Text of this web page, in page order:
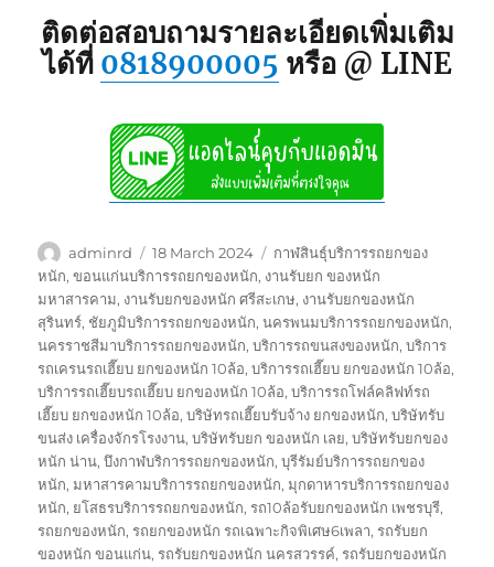
ติดต่อสอบถามรายละเอียดเพิ่มเติม
ได้ที่ 0818900005 หรือ @ LINE
Author
adminrd
Posted
on
18 March 2024 Tags
กาฬสินธุ์บริการรถยกของ
หนัก,ขอนแก่นบริการรถยกของหนัก, งานรับยก ของหนัก
มหาสารคาม, งานรับยกของหนัก ศรีสะเกษ, งานรับยกของหนัก
สุรินทร์, ชัยภูมิบริการรถยกของหนัก,นครพนมบริการรถยกของหนัก,
นครราชสีมาบริการรถยกของหนัก,บริการรถขนสงของหนัก,บริการ
รถเครนรถเฮี๊ยบ ยกของหนัก 10ล้อ,บริการรถเฮี๊ยบ ยกของหนัก 10ล้อ,
บริการรถเฮี๊ยบรถเฮี๊ยบ ยกของหนัก 10ล้อ,บริการรถโฟล์คลิฟท์รถ
เฮี๊ยบ ยกของหนัก 10ล้อ,บริษัทรถเฮี๊ยบรับจ้าง ยกของหนัก,บริษัทรับ
ขนส่ง เครื่องจักรโรงงาน,บริษัทรับยก ของหนัก เลย,บริษัทรับยกของ
หนัก น่าน,บึงกาฬบริการรถยกของหนัก,บุรีรัมย์บริการรถยกของ
หนัก,มหาสารคามบริการรถยกของหนัก,มุกดาหารบริการรถยกของ
หนัก, ยโสธรบริการรถยกของหนัก,รถ10ล้อรับยกของหนัก เพชรบุรี,
รถยกของหนัก,รถยกของหนัก รถเฉพาะกิจพิเศษ6เพลา,รถรับยก
ของหนัก ขอนแก่น,รถรับยกของหนัก นครสวรรค์,รถรับยกของหนัก